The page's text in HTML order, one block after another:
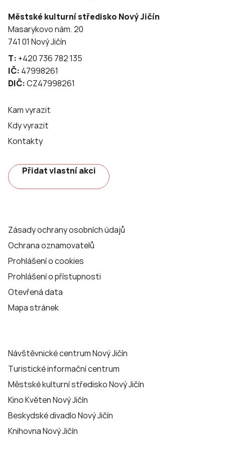
Městské kulturní středisko Nový Jičín
Masarykovo nám. 20
741 01 Nový Jičín
T: +420 736 782 135
IČ: 47998261
DIČ:CZ47998261
Kam vyrazit
Kdy vyrazit
Kontakty
Přidat vlastní akci
Zásady ochrany osobních údajů
Ochrana oznamovatelů
Prohlášení o cookies
Prohlášení o přístupnosti
Otevřená data
Mapa stránek
Návštěvnické centrum Nový Jičín
Turistické informační centrum
Městské kulturní středisko Nový Jičín
Kino Květen Nový Jičín
Beskydské divadlo Nový Jičín
Knihovna Nový Jičín